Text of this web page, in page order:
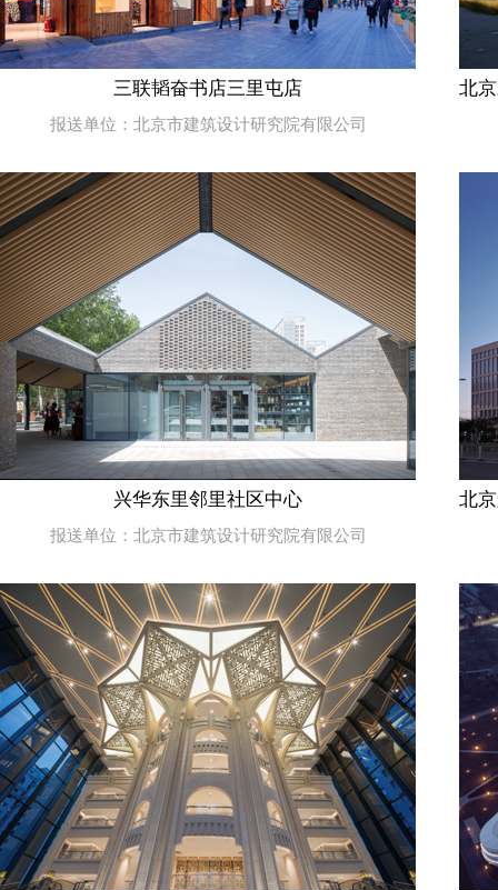
三联韬奋书店三里屯店
报送单位：北京市建筑设计研究院有限公司
北
兴华东里邻里社区中心
报送单位：北京市建筑设计研究院有限公司
北